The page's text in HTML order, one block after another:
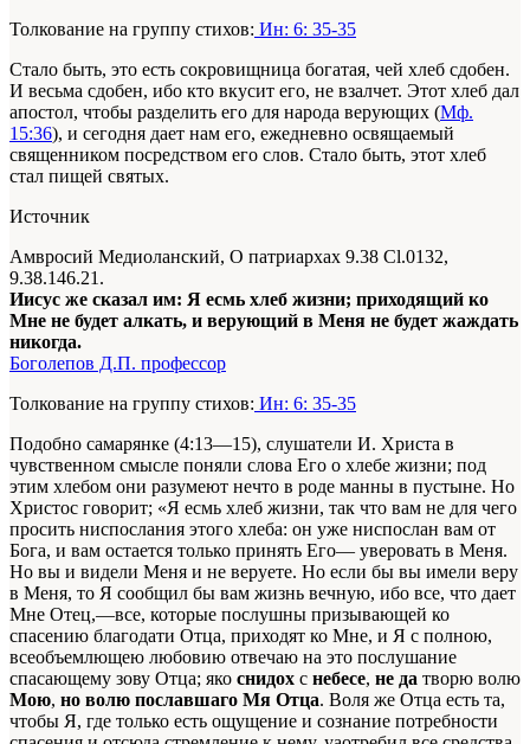
Толкование на группу стихов: Ин: 6: 35-35
Стало быть, это есть сокровищница богатая, чей хлеб сдобен.
И весьма сдобен, ибо кто вкусит его, не взалчет. Этот хлеб дал
апостол, чтобы разделить его для народа верующих (Мф.
15:36), и сегодня дает нам его, ежедневно освящаемый
священником посредством его слов. Стало быть, этот хлеб
стал пищей святых.
Источник
Амвросий Медиоланский, О патриархах 9.38 Сl.0132,
9.38.146.21.
Иисус же сказал им: Я есмь хлеб жизни; приходящий ко
Мне не будет алкать, и верующий в Меня не будет жаждать
никогда.
Боголепов Д.П. профессор
Толкование на группу стихов: Ин: 6: 35-35
Подобно самарянке (4:13—15), слушатели И. Христа в
чувственном смысле поняли слова Его о хлебе жизни; под
этим хлебом они разумеют нечто в роде манны в пустыне. Но
Христос говорит; «Я есмь хлеб жизни, так что вам не для чего
просить ниспослания этого хлеба: он уже ниспослан вам от
Бога, и вам остается только принять Его— уверовать в Меня.
Но вы и видели Меня и не веруете. Но если бы вы имели веру
в Меня, то Я сообщил бы вам жизнь вечную, ибо все, что дает
Мне Отец,—все, которые послушны призывающей ко
спасению благодати Отца, приходят ко Мне, и Я с полною,
всеобъемлющею любовию отвечаю на это послушание
спасающему зову Отца; яко снидох с небесе, не да творю волю
Мою, но волю пославшаго Мя Отца. Воля же Отца есть та,
чтобы Я, где только есть ощущение и сознание потребности